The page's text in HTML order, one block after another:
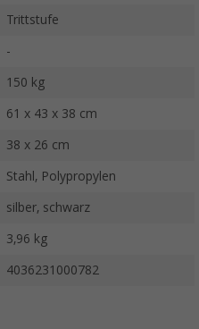
Trittstufe
-
150 kg
61 x 43 x 38 cm
38 x 26 cm
Stahl, Polypropylen
silber, schwarz
3,96 kg
4036231000782